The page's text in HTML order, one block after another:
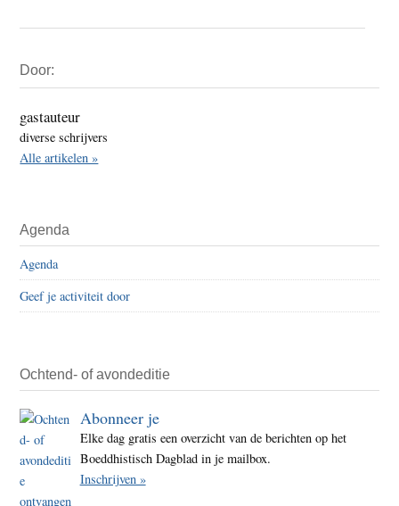
Sidebar
Door:
gastauteur
diverse schrijvers
Alle artikelen »
Agenda
Agenda
Geef je activiteit door
Ochtend- of avondeditie
Abonneer je
Elke dag gratis een overzicht van de berichten op het
Boeddhistisch Dagblad in je mailbox.
Inschrijven »